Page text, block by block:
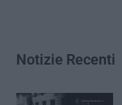
Notizie Recenti